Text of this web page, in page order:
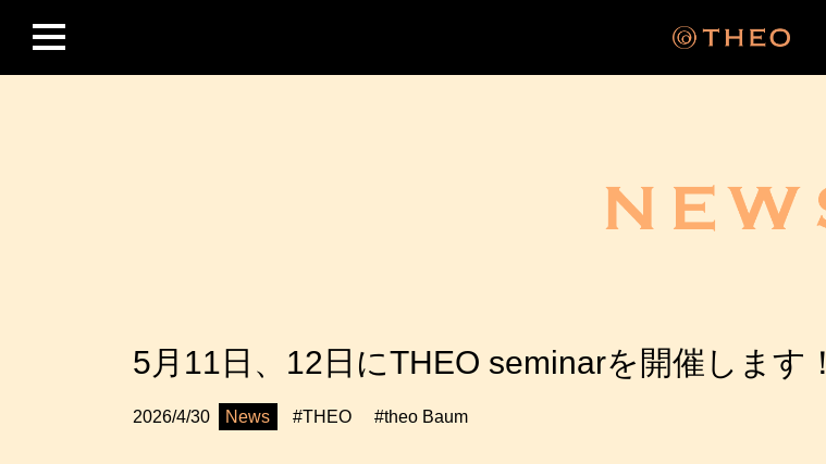
5月11日、12日にTHEO seminarを開催します！
2026/4/30 News #THEO #theo Baum